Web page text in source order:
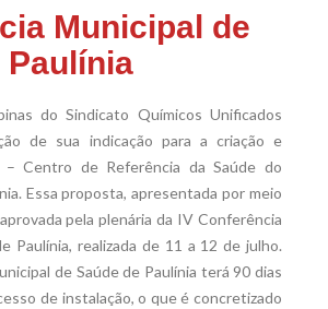
Municipal de
Paulínia
do Sindicato Químicos Unificados
de sua indicação para a criação e
– Centro de Referência da Saúde do
Essa proposta, apresentada por meio
pela plenária da IV Conferência
Paulínia, realizada de 11 a 12 de julho.
de Saúde de Paulínia terá 90 dias
de instalação, o que é concretizado